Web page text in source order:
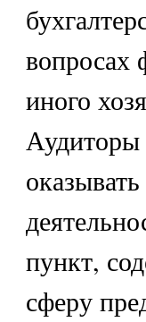
вопросах
иного
Аудиторы
пункт,
сферу